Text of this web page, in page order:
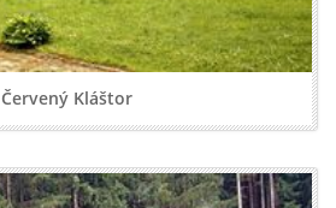
Červený Kláštor